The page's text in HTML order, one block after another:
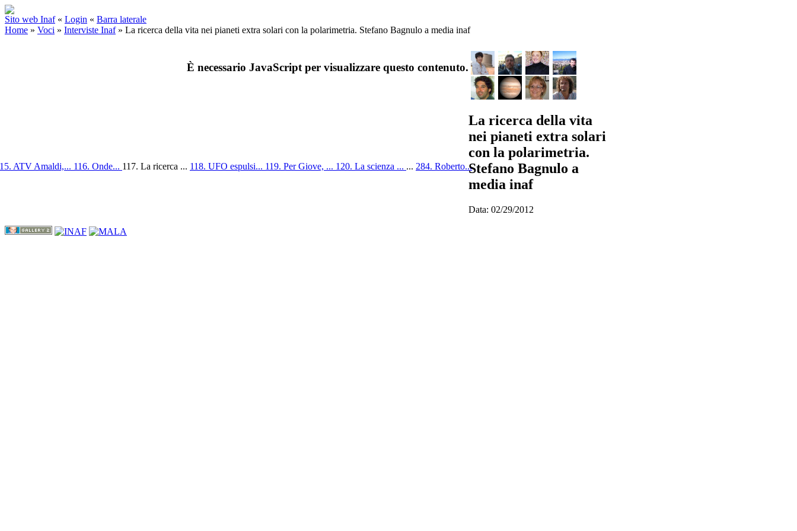
Sito web Inaf « Login « Barra laterale
Home » Voci » Interviste Inaf» La ricerca della vita nei pianeti extra solari con la polarimetria. Stefano Bagnulo a media inaf
È necessario JavaScript per visualizzare questo contenuto.
La ricerca della vita
nei pianeti extra solari
con la polarimetria.
Stefano Bagnulo a
media inaf
Data: 02/29/2012
ATV Amaldi,... 116. Onde... 117. La ricerca ... 118. UFO espulsi... 119. Per Giove, ... 120. La scienza ... ... 284. Roberto...